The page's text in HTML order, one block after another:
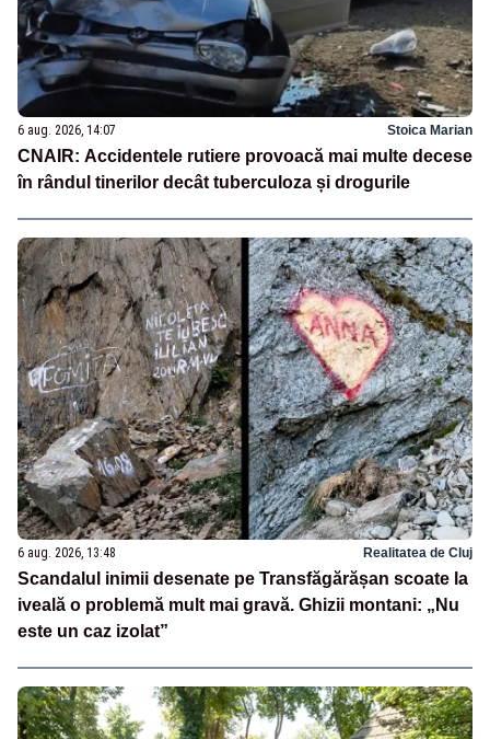
6 aug. 2026, 14:07 Stoica Marian
CNAIR: Accidentele rutiere provoacă mai multe decese
în rândul tinerilor decât tuberculoza și drogurile
6 aug. 2026, 13:48 Realitatea de Cluj
Scandalul inimii desenate pe Transfăgărășan scoate la
iveală o problemă mult mai gravă. Ghizii montani: „Nu
este un caz izolat”